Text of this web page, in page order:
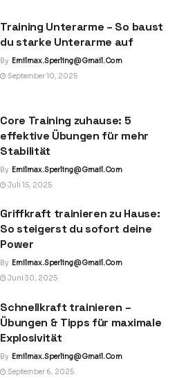
Training Unterarme – So baust
du starke Unterarme auf
By Emilmax.sperling@gmail.com
September 10, 2025
Core Training zuhause: 5
effektive Übungen für mehr
Stabilität
By Emilmax.sperling@gmail.com
Juli 15, 2025
Griffkraft trainieren zu Hause:
So steigerst du sofort deine
Power
By Emilmax.sperling@gmail.com
Juni 30, 2025
Schnellkraft trainieren –
Übungen & Tipps für maximale
Explosivität
By Emilmax.sperling@gmail.com
September 6, 2025